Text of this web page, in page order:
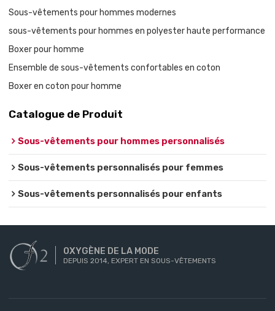
Sous-vêtements pour hommes modernes
sous-vêtements pour hommes en polyester haute performance
Boxer pour homme
Ensemble de sous-vêtements confortables en coton
Boxer en coton pour homme
Catalogue de Produit
Sous-vêtements pour hommes personnalisés
Sous-vêtements personnalisés pour femmes
Sous-vêtements personnalisés pour enfants
OXYGÈNE DE LA MODE
DEPUIS 2014, EXPERT EN SOUS-VÊTEMENTS